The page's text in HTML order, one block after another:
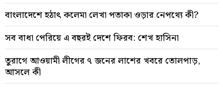
বাংলাদেশে হঠাৎ কলেমা লেখা পতাকা ওড়ার নেপথ্যে কী?
সব বাধা পেরিয়ে এ বছরই দেশে ফিরব: শেখ হাসিনা
তুরাগে আওয়ামী লীগের ৭ জনের লাশের খবরে তোলপাড়,
আসলে কী